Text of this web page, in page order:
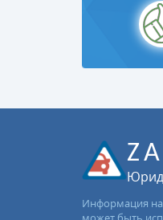
Информация на